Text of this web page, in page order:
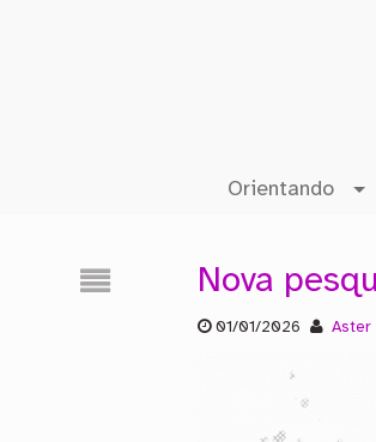
Orientando
Nova
01/01/2026 Aster